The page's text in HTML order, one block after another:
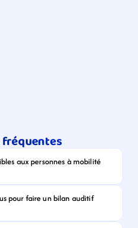
aux personnes à mobilité
pour faire un bilan auditif